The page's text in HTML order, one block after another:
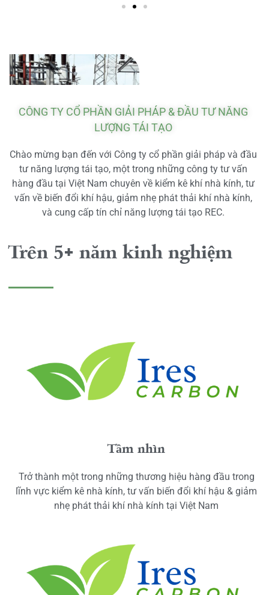
CÔNG TY CỔ PHẦN GIẢI PHÁP & ĐẦU TƯ NĂNG
LƯỢNG TÁI TẠO
Chào mừng bạn đến với Công ty cổ phần giải pháp và đầu
tư năng lượng tái tạo, một trong những công ty tư vấn
hàng đầu tại Việt Nam chuyên về kiểm kê khí nhà kính, tư
vấn về biến đổi khí hậu, giảm nhẹ phát thải khí nhà kính,
và cung cấp tín chỉ năng lượng tái tạo REC.
Trên 5+ năm kinh nghiệm
Tầm nhìn
Trở thành một trong những thương hiệu hàng đầu trong
lĩnh vực kiểm kê nhà kính, tư vấn biến đổi khí hậu & giảm
nhẹ phát thải khí nhà kính tại Việt Nam